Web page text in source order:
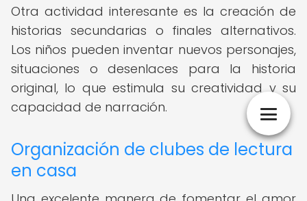
Otra actividad interesante es la creación de
historias secundarias o finales alternativos.
Los niños pueden inventar nuevos personajes,
situaciones o desenlaces para la historia
original, lo que estimula su creatividad y su
capacidad de narración.
Organización de clubes de lectura
en casa